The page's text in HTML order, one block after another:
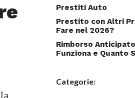
Prestiti Auto
Prestito con Altri
Fare nel 2026?
Rimborso
Funziona e Quanto
Categorie: